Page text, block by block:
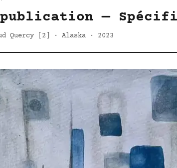
—
Quercy [2] · Alaska · 2023